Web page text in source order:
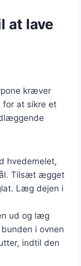
at lave
kræver
for at sikre et
hvedemelet,
Tilsæt ægget
Læg dejen i
ud og læg
i ovnen
indtil den